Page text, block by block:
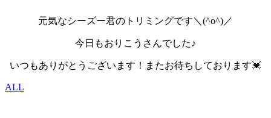
元気なシーズー君のトリミングです＼(^o^)／
今日もおりこうさんでした♪
いつもありがとうございます！またお待ちしております💓
ALL